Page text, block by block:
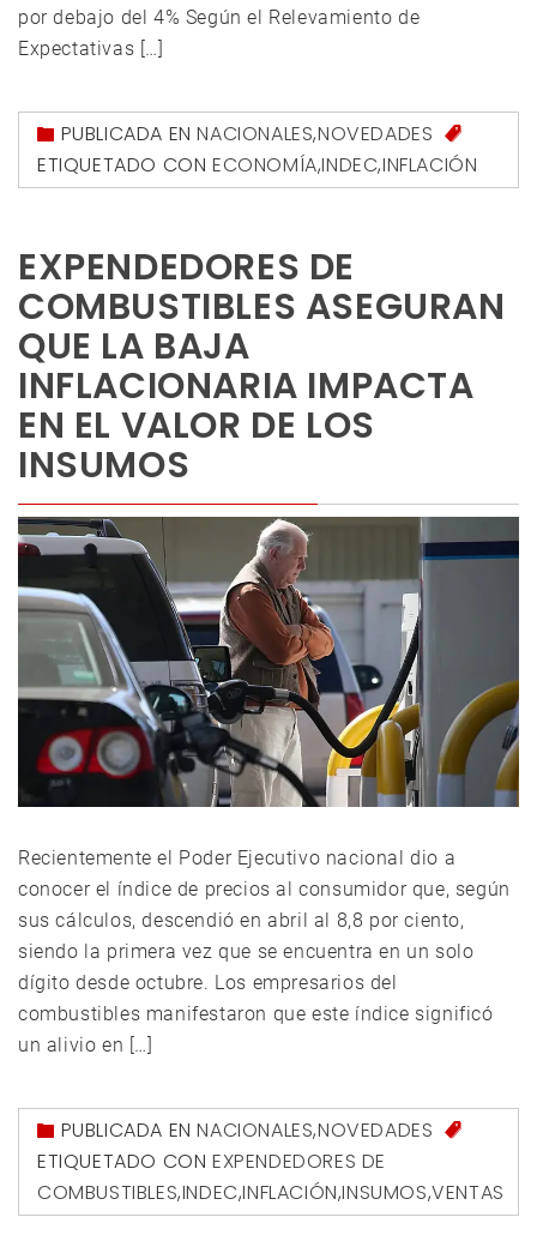
por debajo del 4% Según el Relevamiento de
Expectativas […]
PUBLICADA ENNACIONALES,NOVEDADES
ETIQUETADO CON ECONOMÍA,INDEC,INFLACIÓN
EXPENDEDORES DE
COMBUSTIBLES ASEGURAN
QUE LA BAJA
INFLACIONARIA IMPACTA
EN EL VALOR DE LOS
INSUMOS
Recientemente el Poder Ejecutivo nacional dio a
conocer el índice de precios al consumidor que, según
sus cálculos, descendió en abril al 8,8 por ciento,
siendo la primera vez que se encuentra en un solo
dígito desde octubre. Los empresarios del
combustibles manifestaron que este índice significó
un alivio en […]
PUBLICADA ENNACIONALES,NOVEDADES
ETIQUETADO CON EXPENDEDORES DE
COMBUSTIBLES,INDEC,INFLACIÓN,INSUMOS,VENTAS